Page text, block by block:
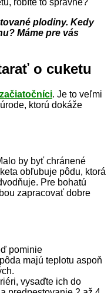
plodiny. Kedy
Máme pre vás
o cuketu
. Je to veľmi
ktorú dokáže
by byť chránené
obľubuje pôdu, ktorá
Pre bohatú
zapracovať dobre
pominie
majú teplotu aspoň
vysaďte ich do